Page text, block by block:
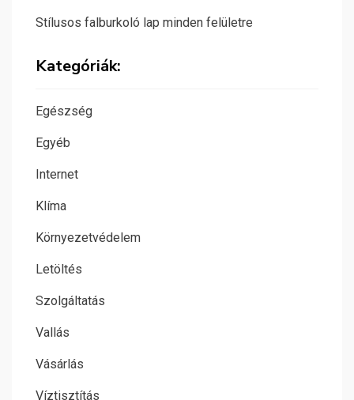
Stílusos falburkoló lap minden felületre
Kategóriák:
Egészség
Egyéb
Internet
Klíma
Környezetvédelem
Letöltés
Szolgáltatás
Vallás
Vásárlás
Víztisztítás